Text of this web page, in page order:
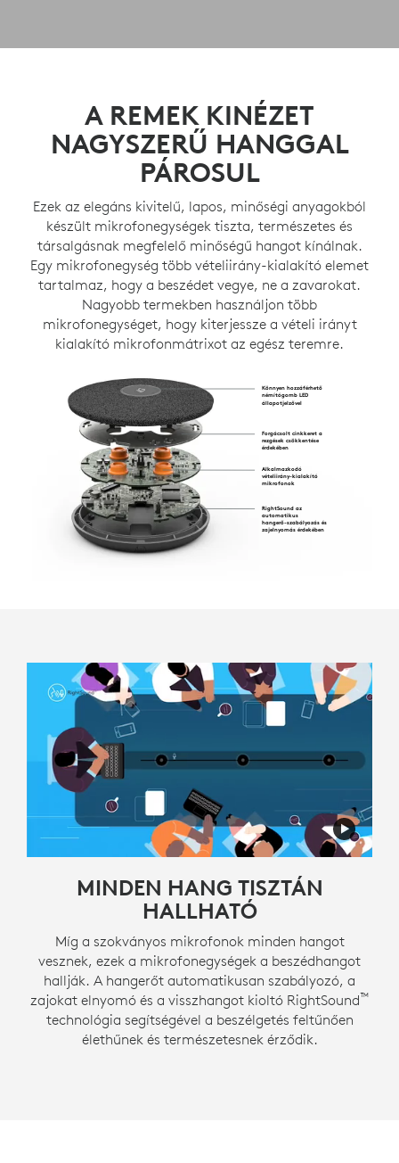
A REMEK KINÉZET
NAGYSZERŰ HANGGAL
PÁROSUL
Ezek az elegáns kivitelű, lapos, minőségi anyagokból
készült mikrofonegységek tiszta, természetes és
társalgásnak megfelelő minőségű hangot kínálnak.
Egy mikrofonegység több vételiirány-kialakító elemet
tartalmaz, hogy a beszédet vegye, ne a zavarokat.
Nagyobb termekben használjon több
mikrofonegységet, hogy kiterjessze a vételi irányt
kialakító mikrofonmátrixot az egész teremre.
RightSound az
automatikus
hangerő-szabályozás és
zajelnyomás érdekében
Alkalmazkodó
vételiirány-kialakító
mikrofonok
Forgácsolt cinkkeret a
rezgések csökkentése
érdekében
Könnyen hozzáférhető
némítógomb LED
állapotjelzővel
MINDEN HANG TISZTÁN
HALLHATÓ
Míg a szokványos mikrofonok minden hangot
vesznek, ezek a mikrofonegységek a beszédhangot
hallják. A hangerőt automatikusan szabályozó, a
zajokat elnyomó és a visszhangot kioltó RightSound™
technológia segítségével a beszélgetés feltűnően
élethűnek és természetesnek érződik.